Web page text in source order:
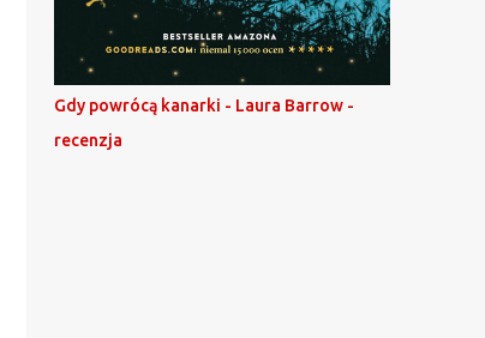
Gdy powrócą kanarki - Laura Barrow -
recenzja